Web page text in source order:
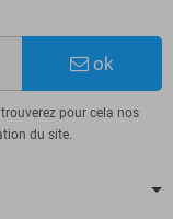
ok
pour cela nos
du site.